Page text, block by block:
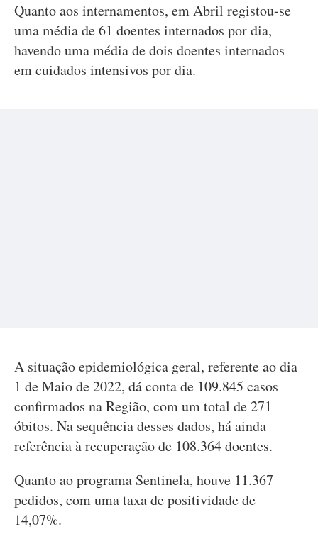
Quanto aos internamentos, em Abril registou-se
uma média de 61 doentes internados por dia,
havendo uma média de dois doentes internados
em cuidados intensivos por dia.
A situação epidemiológica geral, referente ao dia
1 de Maio de 2022, dá conta de 109.845 casos
confirmados na Região, com um total de 271
óbitos. Na sequência desses dados, há ainda
referência à recuperação de 108.364 doentes.
Quanto ao programa Sentinela, houve 11.367
pedidos, com uma taxa de positividade de
14,07%.